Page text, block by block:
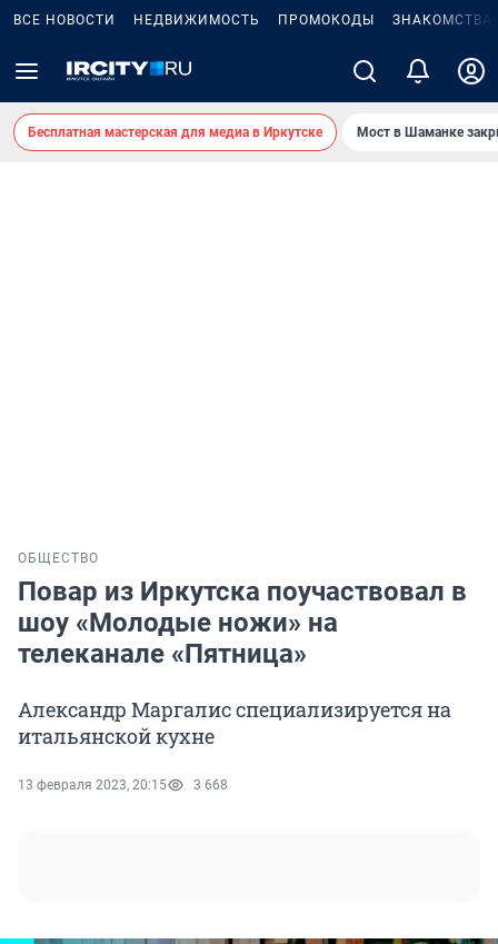
ВСЕ НОВОСТИ НЕДВИЖИМОСТЬ ПРОМОКОДЫ ЗНАКОМСТВА
Бесплатная мастерская для медиа в Иркутске Мост в Шаманке
ОБЩЕСТВО
Повар из Иркутска поучаствовал в
шоу «Молодые ножи» на
телеканале «Пятница»
Александр Маргалис специализируется на
итальянской кухне
13 февраля 2023, 20:15 3 668